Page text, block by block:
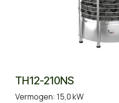
TH12-210NS
Vermogen: 15,0 kW